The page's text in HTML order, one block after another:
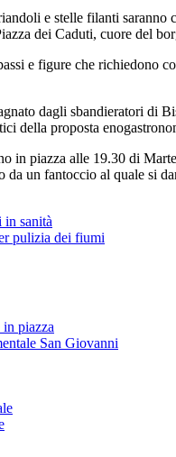
e stelle filanti
dei Caduti, cuore del
e figure che
dagli sbandieratori di
della proposta
in piazza alle 19.30 di
da un fantoccio al quale si
in sanità
pulizia dei fiumi
piazza
San Giovanni